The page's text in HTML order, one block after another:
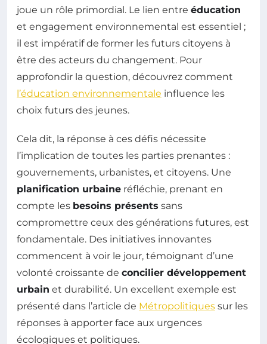
joue un rôle primordial. Le lien entre éducation
et engagement environnemental est essentiel ;
il est impératif de former les futurs citoyens à
être des acteurs du changement. Pour
approfondir la question, découvrez comment
l’éducation environnementale influence les
choix futurs des jeunes.
Cela dit, la réponse à ces défis nécessite
l’implication de toutes les parties prenantes :
gouvernements, urbanistes, et citoyens. Une
planification urbaine réfléchie, prenant en
compte les besoins présents sans
compromettre ceux des générations futures, est
fondamentale. Des initiatives innovantes
commencent à voir le jour, témoignant d’une
volonté croissante de concilier développement
urbain et durabilité. Un excellent exemple est
présenté dans l’article de Métropolitiques sur les
réponses à apporter face aux urgences
écologiques et politiques.